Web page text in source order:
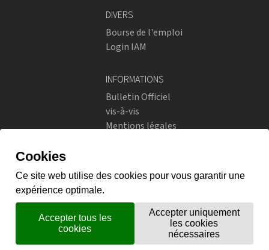
DIVERS
Bourse de l'emploi
Login IAM
INFORMATIONS
Bulletin Officiel
vis-à-vis
Mentions légales
Instagram
flickr